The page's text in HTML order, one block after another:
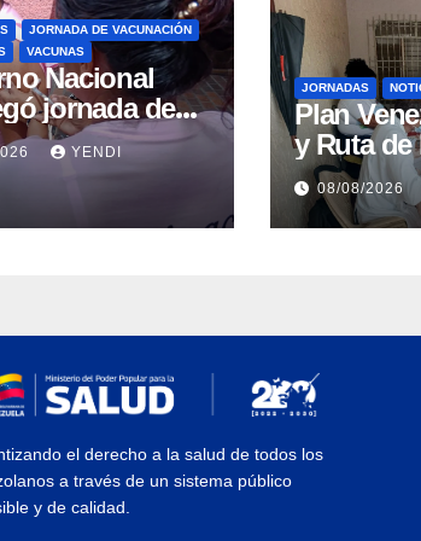
JORNADA DE VACUNACIÓN
VACUNAS
Nacional
jornada de
en La
garantizar
YENDI
JORNADAS
Plan
y Ruta de
médica
08/08/2026
el derecho a la salud de todos los
a través de un sistema público
y de calidad.